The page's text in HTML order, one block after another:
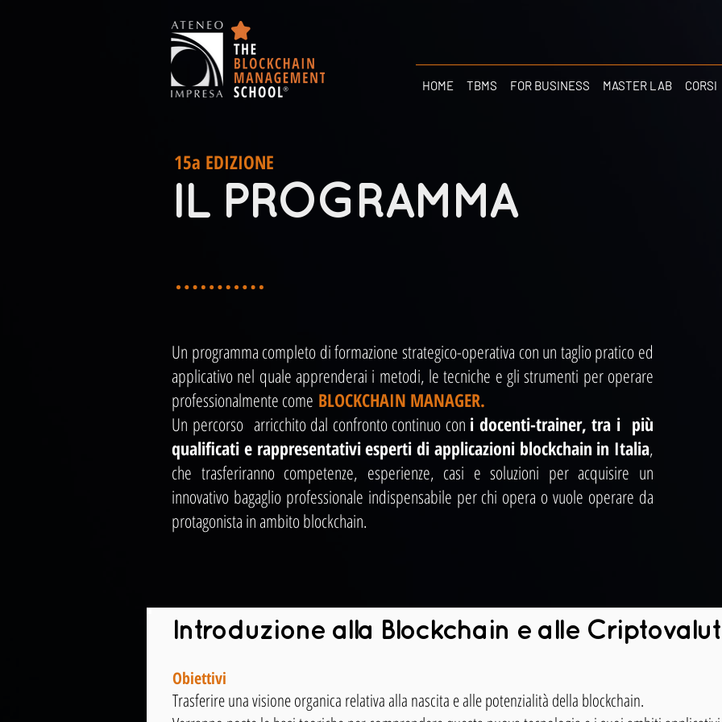
HOME TBMS FOR BUSINESS MASTER LAB CORSI
15a EDIZIONE
IL PROGRAMMA
Un programma completo di formazione strategico-operativa con un taglio pratico ed
applicativo nel quale apprenderai i metodi, le tecniche e gli strumenti per operare
professionalmente come BLOCKCHAIN MANAGER.
Un percorso arricchito dal confronto continuo con i docenti-trainer, tra i più
qualificati e rappresentativi esperti di applicazioni blockchain in Italia,
che trasferiranno competenze, esperienze, casi e soluzioni per acquisire un
innovativo bagaglio professionale indispensabile per chi opera o vuole operare da
protagonista in ambito blockchain.
Introduzione alla Blockchain e alle
Obiettivi
Trasferire una visione organica relativa alla nascita e alle potenzialità della blockchain.